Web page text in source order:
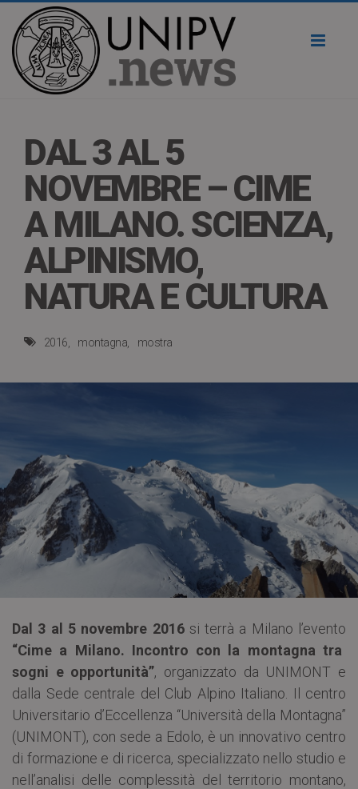
DAL 3 AL 5
NOVEMBRE – CIME
A MILANO. SCIENZA,
ALPINISMO,
NATURA E CULTURA
2016 montagna mostra
Dal 3 al 5 novembre 2016si terrà a Milano l’evento
“Cime a Milano. Incontro con la montagna tra
sogni e opportunità”, organizzato da UNIMONT e
dalla Sede centrale del Club Alpino Italiano. Il centro
Universitario d’Eccellenza “Università della Montagna”
(UNIMONT), con sede a Edolo, è un innovativo centro
di formazione e di ricerca, specializzato nello studio e
nell’analisi delle complessità del territorio montano,